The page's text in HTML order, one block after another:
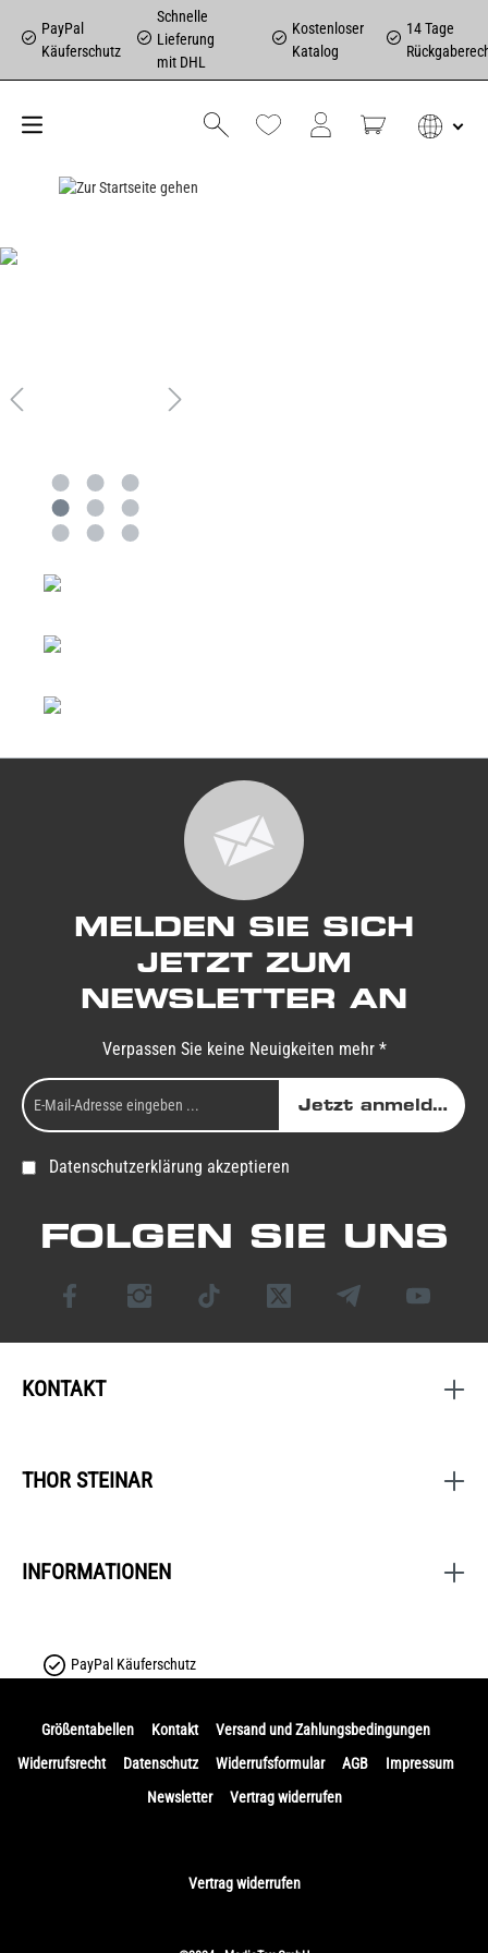
PayPal
Käuferschutz
Schnelle
Lieferung
mit DHL
Kostenloser
Katalog
14 Tage
MELDEN SIE SICH
JETZT ZUM
NEWSLETTER AN
Verpassen Sie keine Neuigkeiten mehr *
Jetzt anmelden
Datenschutzerklärung akzeptieren
FOLGEN SIE UNS
KONTAKT
THOR STEINAR
INFORMATIONEN
PayPal Käuferschutz
Größentabellen Kontakt
Versand und Zahlungsbedingungen
Widerrufsrecht
Datenschutz Widerrufsformular AGB
Impressum
Newsletter
Vertrag widerrufen
Vertrag widerrufen